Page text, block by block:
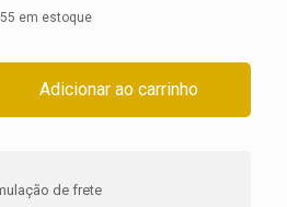
em estoque
Adicionar ao carrinho
de frete